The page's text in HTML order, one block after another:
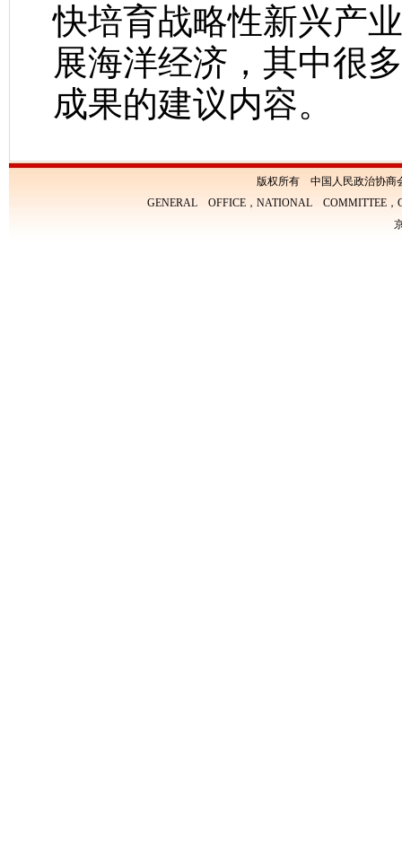
快培育战略性新兴产
展海洋经济，其中很
成果的建议内容。
版权所有 中国人民政治协商
GENERAL OFFICE，NATIONAL COMMITTEE，